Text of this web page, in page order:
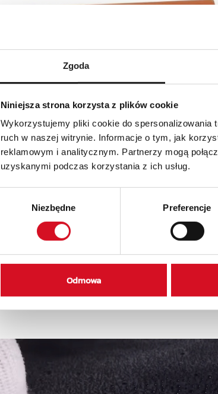
Zgoda
Niniejsza strona korzysta z plików cookie
Wykorzystujemy pliki cookie do spersonalizowania
ruch w naszej witrynie. Informacje o tym, jak
reklamowym i analitycznym. Partnerzy mogą
uzyskanymi podczas korzystania z ich usług.
Niezbędne Preferencje
Odmowa